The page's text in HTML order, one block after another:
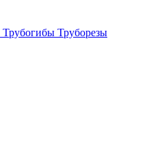
Трубогибы Труборезы